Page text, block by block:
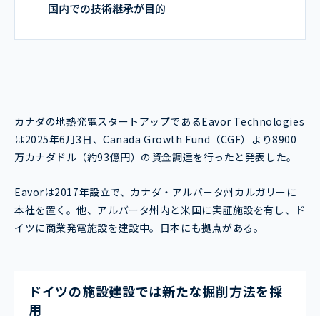
国内での技術継承が目的
カナダの地熱発電スタートアップであるEavor Technologies
は2025年6月3日、Canada Growth Fund（CGF）より8900
万カナダドル（約93億円）の資金調達を行ったと発表した。
Eavorは2017年設立で、カナダ・アルバータ州カルガリーに
本社を置く。他、アルバータ州内と米国に実証施設を有し、ド
イツに商業発電施設を建設中。日本にも拠点がある。
ドイツの施設建設では新たな掘削方法を採
用